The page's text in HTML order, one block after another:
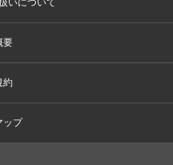
要
約
ップ